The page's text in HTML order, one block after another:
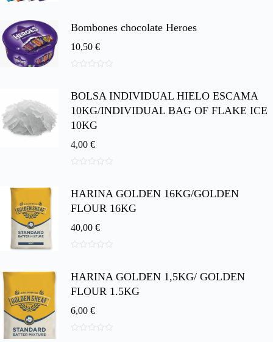
5
Bombones chocolate Heroes
10,50 €
e
BOLSA INDIVIDUAL HIELO ESCAMA
10KG/INDIVIDUAL BAG OF FLAKE ICE
10KG
4,00 €
e
HARINA GOLDEN 16KG/GOLDEN
FLOUR 16KG
40,00 €
e
HARINA GOLDEN 1,5KG/ GOLDEN
FLOUR 1.5KG
6,00 €